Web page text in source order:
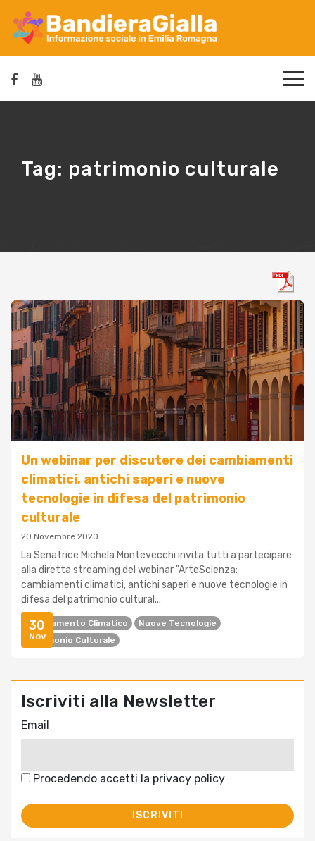
Tag: patrimonio culturale
30
Nov
Un webinar per discutere dei cambiamenti
climatici, antichi saperi e nuove
tecnologie in difesa del patrimonio
culturale
20 Novembre 2020
La Senatrice Michela Montevecchi invita tutti a partecipare
alla diretta streaming del webinar "ArteScienza:
cambiamenti climatici, antichi saperi e nuove tecnologie in
difesa del patrimonio cultural...
Cambiamento Climatico
Nuove Tecnologie
Patrimonio Culturale
Iscriviti alla Newsletter
Email
Procedendo accetti la privacy policy